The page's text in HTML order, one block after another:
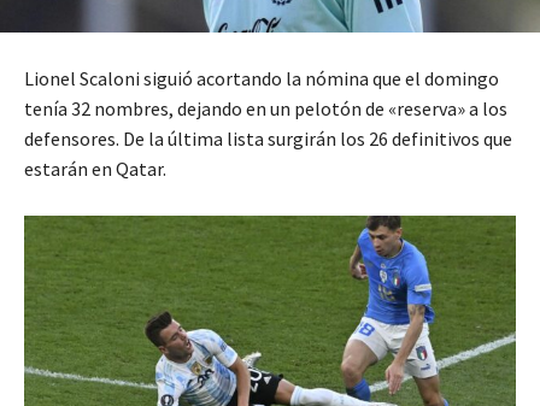
Lionel Scaloni siguió acortando la nómina que el domingo
tenía 32 nombres, dejando en un pelotón de «reserva» a los
defensores. De la última lista surgirán los 26 definitivos que
estarán en Qatar.